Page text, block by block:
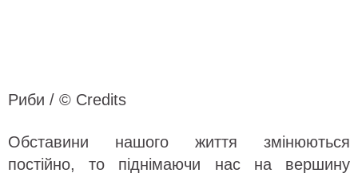
Риби / © Credits
Обставини нашого життя змінюються
постійно, то піднімаючи нас на вершину